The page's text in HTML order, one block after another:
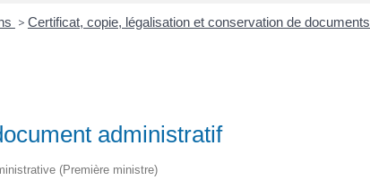
> Certificat, copie, légalisation et conservation de documents
administratif
(Première ministre)